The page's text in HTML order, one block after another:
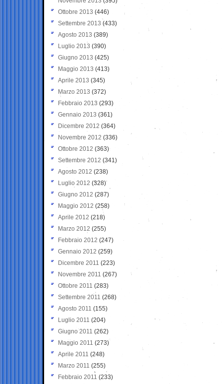
Ottobre 2013 (446)
Settembre 2013 (433)
Agosto 2013 (389)
Luglio 2013 (390)
Giugno 2013 (425)
Maggio 2013 (413)
Aprile 2013 (345)
Marzo 2013 (372)
Febbraio 2013 (293)
Gennaio 2013 (361)
Dicembre 2012 (364)
Novembre 2012 (336)
Ottobre 2012 (363)
Settembre 2012 (341)
Agosto 2012 (238)
Luglio 2012 (328)
Giugno 2012 (287)
Maggio 2012 (258)
Aprile 2012 (218)
Marzo 2012 (255)
Febbraio 2012 (247)
Gennaio 2012 (259)
Dicembre 2011 (223)
Novembre 2011 (267)
Ottobre 2011 (283)
Settembre 2011 (268)
Agosto 2011 (155)
Luglio 2011 (204)
Giugno 2011 (262)
Maggio 2011 (273)
Aprile 2011 (248)
Marzo 2011 (255)
Febbraio 2011 (233)